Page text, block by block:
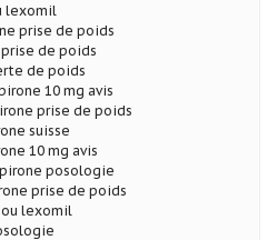
lexomil
prise de poids
de poids
de poids
10 mg avis
prise de poids
suisse
10 mg avis
posologie
prise de poids
lexomil